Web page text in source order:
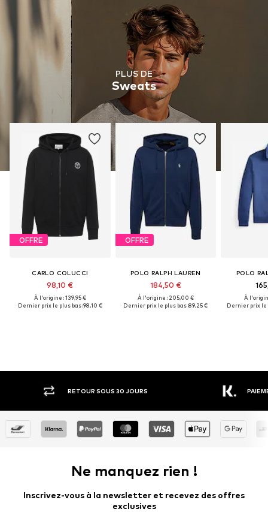
PLUS DE
Sweats
OFFRE
CARLO COLUCCI
98,10 €
À l'origine : 139,95 €
Dernier prix le plus bas :98,10 €
OFFRE
POLO RALPH LAUREN
184,50 €
À l'origine : 205,00 €
Dernier prix le plus bas :89,25 €
POLO
À
Dernier prix le
RETOUR SOUS 30 JOURS
Ne manquez rien !
Inscrivez-vous à la newsletter et recevez des offres
exclusives